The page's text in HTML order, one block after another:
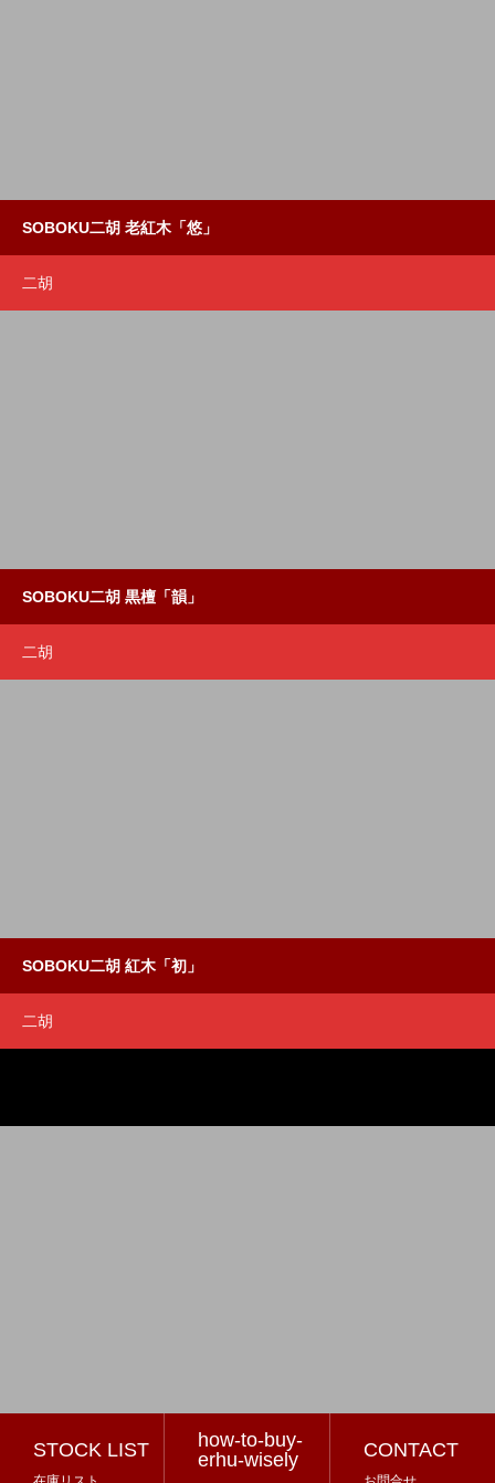
SOBOKU二胡 老紅木「悠」
二胡
SOBOKU二胡 黒檀「韻」
二胡
SOBOKU二胡 紅木「初」
二胡
STOCK LIST
how-to-buy-
erhu-wisely
CONTACT